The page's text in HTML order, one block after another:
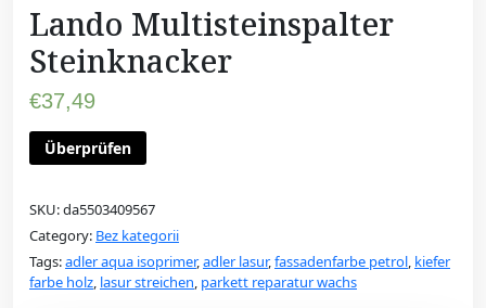
Lando Multisteinspalter
Steinknacker
€37,49
Überprüfen
SKU:da5503409567
Category: Bez kategorii
Tags:adler aqua isoprimer,adler lasur,fassadenfarbe petrol, kiefer
farbe holz, lasur streichen, parkett reparatur wachs